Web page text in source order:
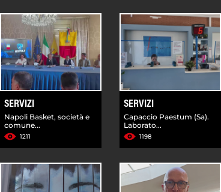
SERVIZI
Napoli Basket, società e
comune...
1211
SERVIZI
Capaccio Paestum (Sa).
Laborato...
1198